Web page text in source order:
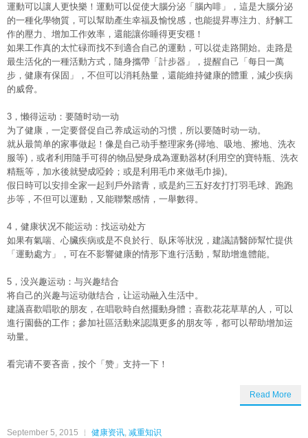
運動可以讓人更快樂！運動可以促使大腦分泌「腦內啡」，這是大腦分泌
的一種化學物質，可以幫助產生幸福及愉悅感，也能提昇專注力、紓解工
作的壓力、增加工作效率，還能讓你睡得更安穩！
如果工作真的太忙碌而找不到適合自己的運動，可以從走路開始。走路是
最生活化的一種活動方式，隨身攜帶「計步器」，提醒自己「每日一萬
步，健康有保固」，不但可以消耗熱量，還能維持健康的體重，減少疾病
的威脅。
3，懒得运动：要随时动一动
为了健康，一定要督促自己养成运动的习惯，所以要随时动一动。
就从最简单的家事做起！像是自己动手整理家务(掃地、吸地、擦地、洗衣
服等)，或者利用隨手可得的物品變身成為運動器材(利用空的寶特瓶、洗衣
精瓶等，加水後就變成啞鈴；或是利用毛巾來做毛巾操)。
假日時可以安排全家一起到戶外踏青，或是約三五好友打打羽毛球、跑跑
步等，不但可以運動，又能聯繫感情，一舉數得。
4，健康状况不能运动：找运动处方
如果有氣喘、心臟疾病或是不良於行、臥床等狀況，建議請醫師幫忙提供
「運動處方」，可在不影響健康的情形下進行活動，幫助增進體能。
5，没兴趣运动：与兴趣结合
将自己的兴趣与运动做结合，让运动融入生活中。
建議喜歡唱歌的朋友，在唱歌時自然擺動身體；喜歡花花草草的人，可以
進行園藝的工作；參加社區活動來認識更多的朋友等，都可以帮助增加运
动量。
看完请不要吝啬，按个「赞」支持一下！
Read More
September 5, 2015 健康资讯, 减重知识